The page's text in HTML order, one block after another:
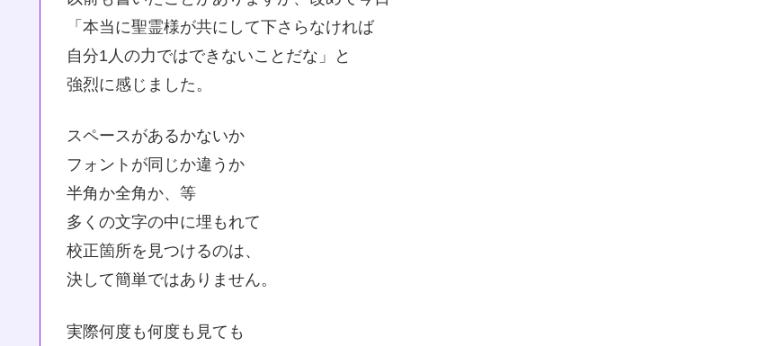
「本当に聖霊様が共にして下さらなければ
自分1人の力ではできないことだな」と
強烈に感じました。
スペースがあるかないか
フォントが同じか違うか
半角か全角か、等
多くの文字の中に埋もれて
校正箇所を見つけるのは、
決して簡単ではありません。
実際何度も何度も見ても